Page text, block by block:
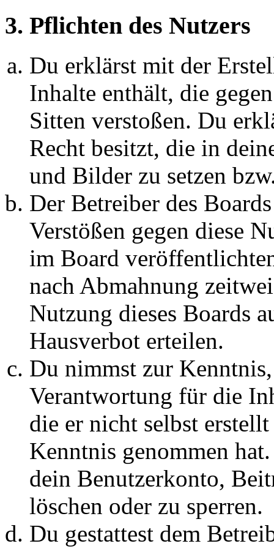
3. Pflichten des Nutzers
Du erklärst mit der
Inhalte enthält, die
Sitten verstoßen. Du
Recht besitzt, die in
und Bilder zu setzen
Der Betreiber des
Verstößen gegen diese
im Board
nach Abmahnung
Nutzung dieses Boards
Hausverbot erteilen.
Du nimmst zur
Verantwortung für die
die er nicht selbst
Kenntnis genommen
dein Benutzerkonto,
löschen oder zu sperren.
Du gestattest dem